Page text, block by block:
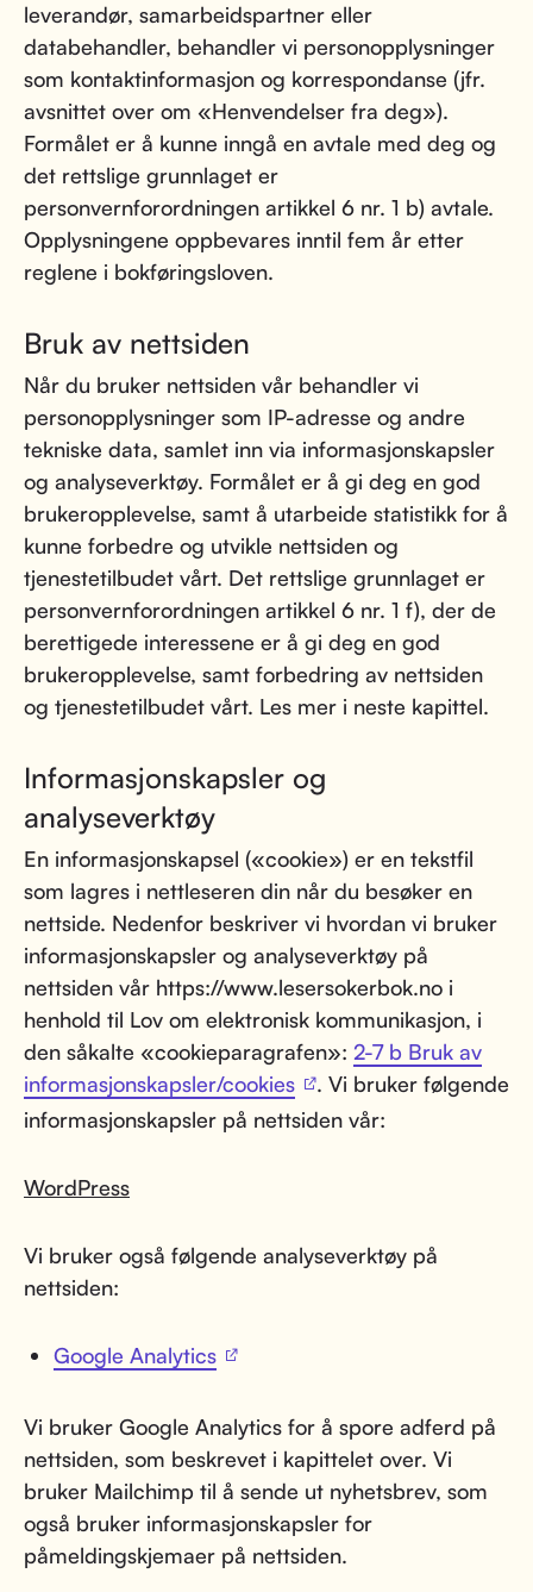
leverandør, samarbeidspartner eller
databehandler, behandler vi personopplysninger
som kontaktinformasjon og korrespondanse (jfr.
avsnittet over om «Henvendelser fra deg»).
Formålet er å kunne inngå en avtale med deg og
det rettslige grunnlaget er
personvernforordningen artikkel 6 nr. 1 b) avtale.
Opplysningene oppbevares inntil fem år etter
reglene i bokføringsloven.
Bruk av nettsiden
Når du bruker nettsiden vår behandler vi
personopplysninger som IP-adresse og andre
tekniske data, samlet inn via informasjonskapsler
og analyseverktøy. Formålet er å gi deg en god
brukeropplevelse, samt å utarbeide statistikk for å
kunne forbedre og utvikle nettsiden og
tjenestetilbudet vårt. Det rettslige grunnlaget er
personvernforordningen artikkel 6 nr. 1 f), der de
berettigede interessene er å gi deg en god
brukeropplevelse, samt forbedring av nettsiden
og tjenestetilbudet vårt. Les mer i neste kapittel.
Informasjonskapsler og
analyseverktøy
En informasjonskapsel («cookie») er en tekstfil
som lagres i nettleseren din når du besøker en
nettside. Nedenfor beskriver vi hvordan vi bruker
informasjonskapsler og analyseverktøy på
nettsiden vår https://www.lesersokerbok.no i
henhold til Lov om elektronisk kommunikasjon, i
den såkalte «cookieparagrafen»: 2-7 b Bruk av
informasjonskapsler/cookies
. Vi bruker følgende
informasjonskapsler på nettsiden vår:
WordPress
Vi bruker også følgende analyseverktøy på
nettsiden:
Google Analytics
Vi bruker Google Analytics for å spore adferd på
nettsiden, som beskrevet i kapittelet over. Vi
bruker Mailchimp til å sende ut nyhetsbrev, som
også bruker informasjonskapsler for
påmeldingskjemaer på nettsiden.